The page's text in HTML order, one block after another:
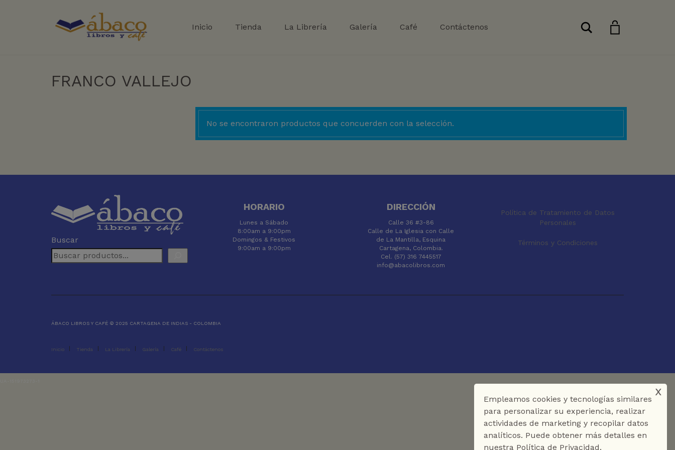
Inicio Tienda La Librería Galería Café Contáctenos Buscar
FRANCO VALLEJO
No se encontraron productos que concuerden con la selección.
Buscar
HORARIO
Lunes a Sábado
8:00am a 9:00pm
Domingos & Festivos
9:00am a 9:00pm
DIRECCIÓN
Calle 36 #3-86
Calle de La Iglesia con Calle
de La Mantilla, Esquina
Cartagena, Colombia.
Cel. (57) 316 7445517
info@abacolibros.com
Política de Tratamiento de Datos
Personales
Términos y Condiciones
ÁBACO LIBROS Y CAFÉ © 2025 CARTAGENA DE INDIAS - COLOMBIA
Inicio Tienda La Librería Galería Café Contáctenos
Empleamos cookies y tecnologías similares
para personalizar su experiencia, realizar
actividades de marketing y recopilar datos
analíticos. Puede obtener más detalles en
nuestra Política de Privacidad.
x